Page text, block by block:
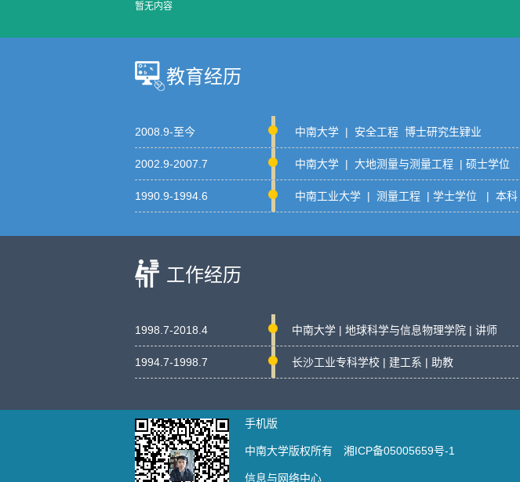
暂无内容
教育经历
2008.9-至今 中南大学 | 安全工程 博士研究生肄业
2002.9-2007.7 中南大学 | 大地测量与测量工程 | 硕士学位
1990.9-1994.6 中南工业大学 | 测量工程 | 学士学位 | 本科
工作经历
1998.7-2018.4 中南大学 | 地球科学与信息物理学院 | 讲师
1994.7-1998.7 长沙工业专科学校 | 建工系 | 助教
手机版
中南大学版权所有 湘ICP备05005659号-1
信息与网络中心